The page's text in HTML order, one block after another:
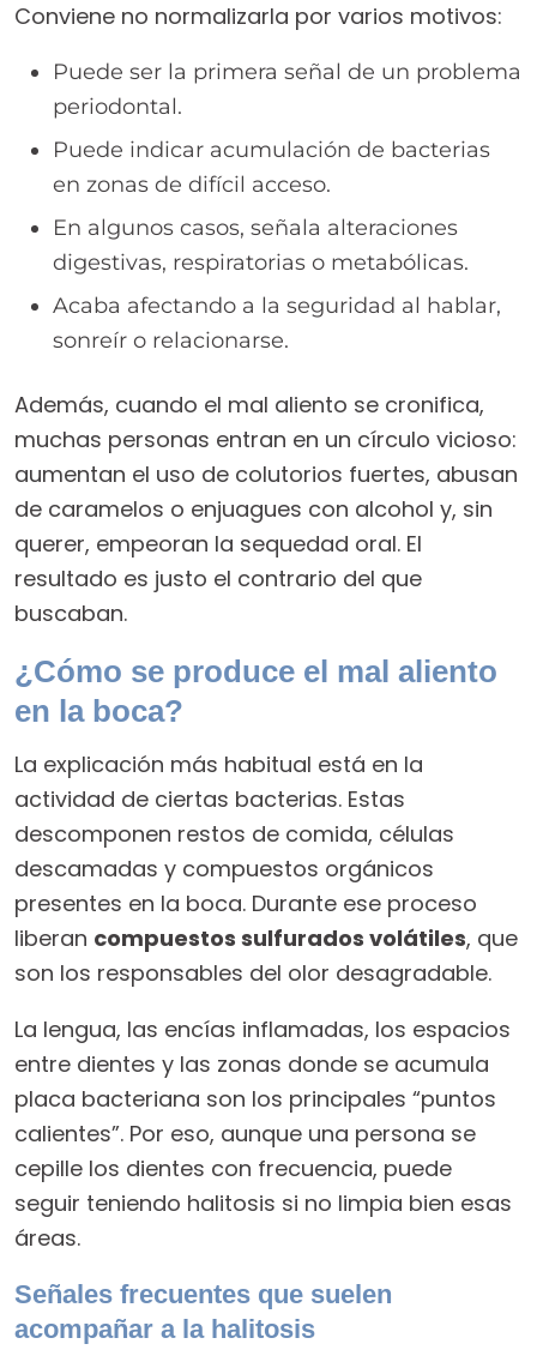
Conviene no normalizarla por varios motivos:
Puede ser la primera señal de un problema
periodontal.
Puede indicar acumulación de bacterias
en zonas de difícil acceso.
En algunos casos, señala alteraciones
digestivas, respiratorias o metabólicas.
Acaba afectando a la seguridad al hablar,
sonreír o relacionarse.
Además, cuando el mal aliento se cronifica,
muchas personas entran en un círculo vicioso:
aumentan el uso de colutorios fuertes, abusan
de caramelos o enjuagues con alcohol y, sin
querer, empeoran la sequedad oral. El
resultado es justo el contrario del que
buscaban.
¿Cómo se produce el mal aliento
en la boca?
La explicación más habitual está en la
actividad de ciertas bacterias. Estas
descomponen restos de comida, células
descamadas y compuestos orgánicos
presentes en la boca. Durante ese proceso
liberan compuestos sulfurados volátiles, que
son los responsables del olor desagradable.
La lengua, las encías inflamadas, los espacios
entre dientes y las zonas donde se acumula
placa bacteriana son los principales “puntos
calientes”. Por eso, aunque una persona se
cepille los dientes con frecuencia, puede
seguir teniendo halitosis si no limpia bien esas
áreas.
Señales frecuentes que suelen
acompañar a la halitosis